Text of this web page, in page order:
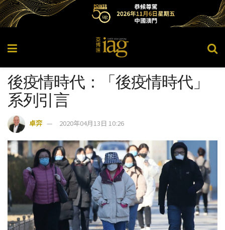
後疫情時代：「後疫情時代」
系列引言
卓弈 2020年04月13日 10:26